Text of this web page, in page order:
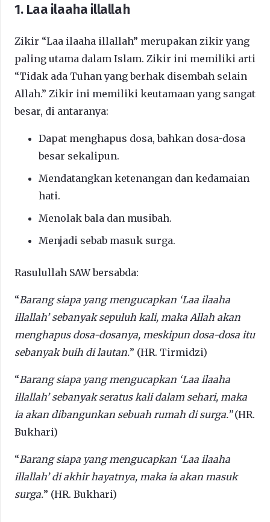
1. Laa ilaaha illallah
Zikir “Laa ilaaha illallah” merupakan zikir yang
paling utama dalam Islam. Zikir ini memiliki arti
“Tidak ada Tuhan yang berhak disembah selain
Allah.” Zikir ini memiliki keutamaan yang sangat
besar, di antaranya:
Dapat menghapus dosa, bahkan dosa-dosa
besar sekalipun.
Mendatangkan ketenangan dan kedamaian
hati.
Menolak bala dan musibah.
Menjadi sebab masuk surga.
Rasulullah SAW bersabda:
“Barang siapa yang mengucapkan ‘Laa ilaaha
illallah’ sebanyak sepuluh kali, maka Allah akan
menghapus dosa-dosanya, meskipun dosa-dosa itu
sebanyak buih di lautan.” (HR. Tirmidzi)
“Barang siapa yang mengucapkan ‘Laa ilaaha
illallah’ sebanyak seratus kali dalam sehari, maka
ia akan dibangunkan sebuah rumah di surga.”(HR.
Bukhari)
“Barang siapa yang mengucapkan ‘Laa ilaaha
illallah’ di akhir hayatnya, maka ia akan masuk
surga.” (HR. Bukhari)